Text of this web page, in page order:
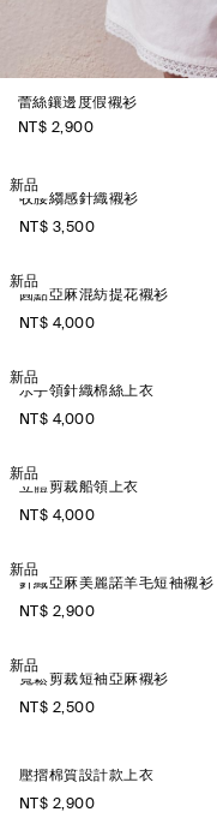
蕾絲鑲邊度假襯衫
NT$ 2,900
新品
收腰縐感針織襯衫
NT$ 3,500
新品
圓點亞麻混紡提花襯衫
NT$ 4,000
新品
水手領針織棉絲上衣
NT$ 4,000
新品
立體剪裁船領上衣
NT$ 4,000
新品
針織亞麻美麗諾羊毛短袖襯衫
NT$ 2,900
新品
寬鬆剪裁短袖亞麻襯衫
NT$ 2,500
壓摺棉質設計款上衣
NT$ 2,900